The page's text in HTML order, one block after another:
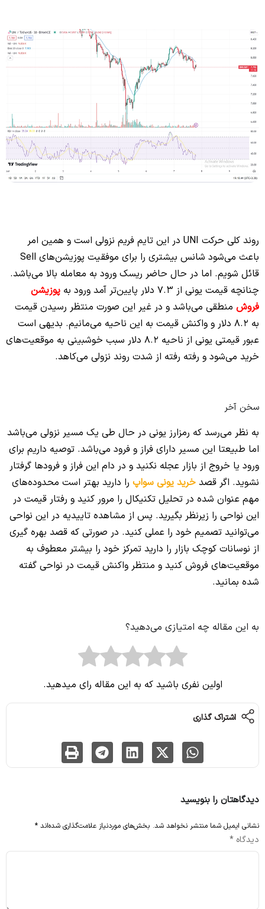
روند کلی حرکت UNI در این تایم فریم نزولی است و همین امر
باعث می‌شود شانس بیشتری را برای موفقیت پوزیشن‌های Sell
قائل شویم. اما در حال حاضر ریسک ورود به معامله بالا می‌باشد.
چنانچه قیمت یونی از 7.3 دلار پایین‌تر آمد ورود به
پوزیشن
فروش منطقی می‌باشد و در غیر این صورت منتظر رسیدن قیمت
به 8.2 دلار و واکنش قیمت به این ناحیه می‌مانیم. بدیهی است
عبور قیمتی یونی از ناحیه 8.2 دلار سبب خوشبینی به موقعیت‌های
خرید می‌شود و رفته رفته از شدت روند نزولی می‌کاهد.
سخن آخر
به نظر می‌رسد که رمزارز یونی در حال طی یک مسیر نزولی می‌باشد
اما طبیعتا این مسیر دارای فراز و فرود می‌باشد. توصیه داریم برای
ورود یا خروج از بازار عجله نکنید و در دام این فراز و فرودها گرفتار
نشوید. اگر قصد خرید یونی سواپ را دارید بهتر است محدوده‌های
مهم عنوان شده در تحلیل تکنیکال را مرور کنید و رفتار قیمت در
این نواحی را زیرنظر بگیرید. پس از مشاهده تاییدیه در این نواحی
می‌توانید تصمیم خود را عملی کنید. در صورتی که قصد بهره گیری
از نوسانات کوچک بازار را دارید تمرکز خود را بیشتر معطوف به
موقعیت‌های فروش کنید و منتظر واکنش قیمت در نواحی گفته
شده بمانید.
به این مقاله چه امتیازی می‌دهید؟
اولین نفری باشید که به این مقاله رای میدهید.
اشتراک گذاری
دیدگاهتان را بنویسید
نشانی ایمیل شما منتشر نخواهد شد. بخش‌های موردنیاز علامت‌گذاری شده‌اند *
دیدگاه *